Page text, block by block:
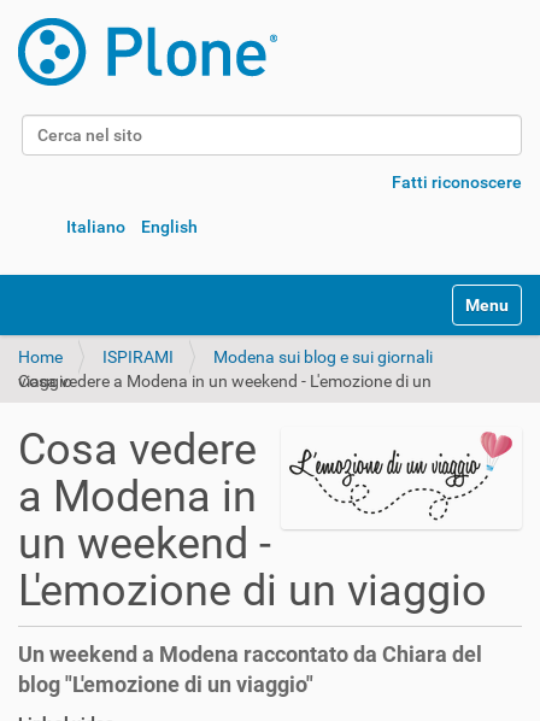
Cerca nel sito
Fatti riconoscere
Italiano English
Alterna
Home ISPIRAMI
Modena sui blog e sui giornali
Cosa vedere a Modena in un weekend - L'emozione di un viaggio
Cosa vedere
a Modena in
un weekend -
L'emozione di un viaggio
Un weekend a Modena raccontato da Chiara del
blog "L'emozione di un viaggio"